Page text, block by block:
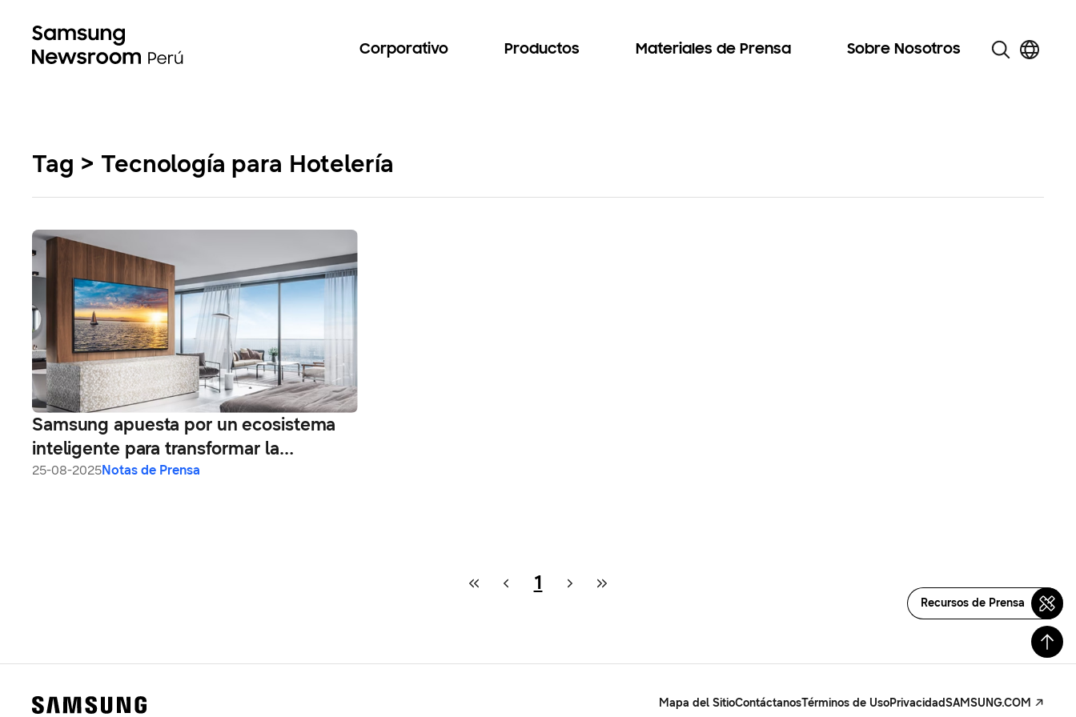
Corporativo Productos Materiales de Prensa Sobre Nosotros
Tag > Tecnología para Hotelería
Samsung apuesta por un ecosistema
inteligente para transformar la
experiencia hotelera en Latinoamérica
25-08-2025Notas de Prensa
1
Recursos de Prensa
Mapa del SitioContáctanosTérminos de UsoPrivacidadSAMSUNG.COM